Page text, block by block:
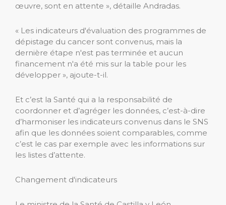
œuvre, sont en attente », détaille Andradas.
« Les indicateurs d'évaluation des programmes de
dépistage du cancer sont convenus, mais la
dernière étape n'est pas terminée et aucun
financement n'a été mis sur la table pour les
développer », ajoute-t-il.
Et c’est la Santé qui a la responsabilité de
coordonner et d’agréger les données, c’est-à-dire
d’harmoniser les indicateurs convenus dans le SNS
afin que les données soient comparables, comme
c’est le cas par exemple avec les informations sur
les listes d’attente.
Changement d'indicateurs